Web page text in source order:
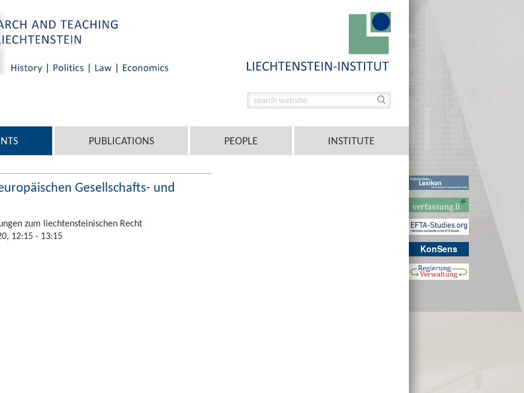
KonSens
PUBLICATIONS PEOPLE INSTITUTE
Gesellschafts- und
zum liechtensteinischen Recht
12:15 - 13:15